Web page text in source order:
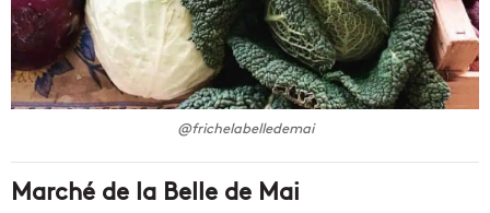
@frichelabelledemai
Marché de la Belle de Mai